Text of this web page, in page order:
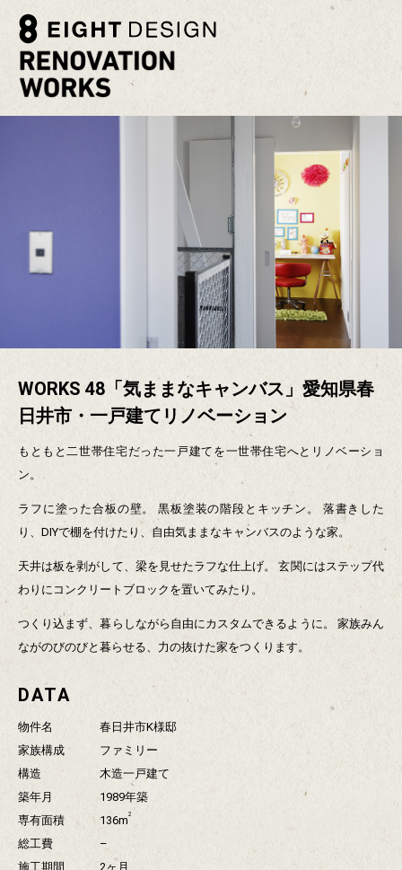
WORKS 48「気ままなキャンバス」愛知県春
日井市・一戸建てリノベーション
もともと二世帯住宅だった一戸建てを一世帯住宅へとリノベーショ
ン。
ラフに塗った合板の壁。 黒板塗装の階段とキッチン。
落書きした
り、DIYで棚を付けたり、自由気ままなキャンバスのような家。
天井は板を剥がして、梁を見せたラフな仕上げ。
玄関にはステップ代
わりにコンクリートブロックを置いてみたり。
つくり込まず、暮らしながら自由にカスタムできるように。
家族みん
ながのびのびと暮らせる、力の抜けた家をつくります。
DATA
物件名
春日井市K様邸
家族構成
ファミリー
構造
木造一戸建て
築年月
1989年築
専有面積
136m2
総工費
–
施工期間
2ヶ月